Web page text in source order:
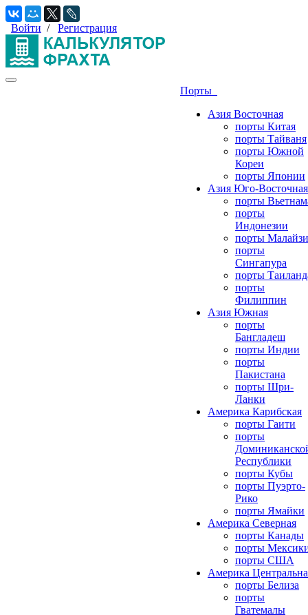
Войти / Регистрация
Порты
Азия Восточная
порты Китая
порты Тайваня
порты Южной
Кореи
порты Японии
Азия Юго-Восточная
порты
порты
Индонезии
порты
порты
Сингапура
порты
порты
Филиппин
Азия Южная
порты
Бангладеш
порты Индии
порты
Пакистана
порты Шри-
Ланки
Америка Карибская
порты Гаити
порты
Республики
порты Кубы
порты Пуэрто-
Рико
порты Ямайки
Америка Северная
порты Канады
порты
порты США
Америка
порты Белиза
порты
Гватемалы